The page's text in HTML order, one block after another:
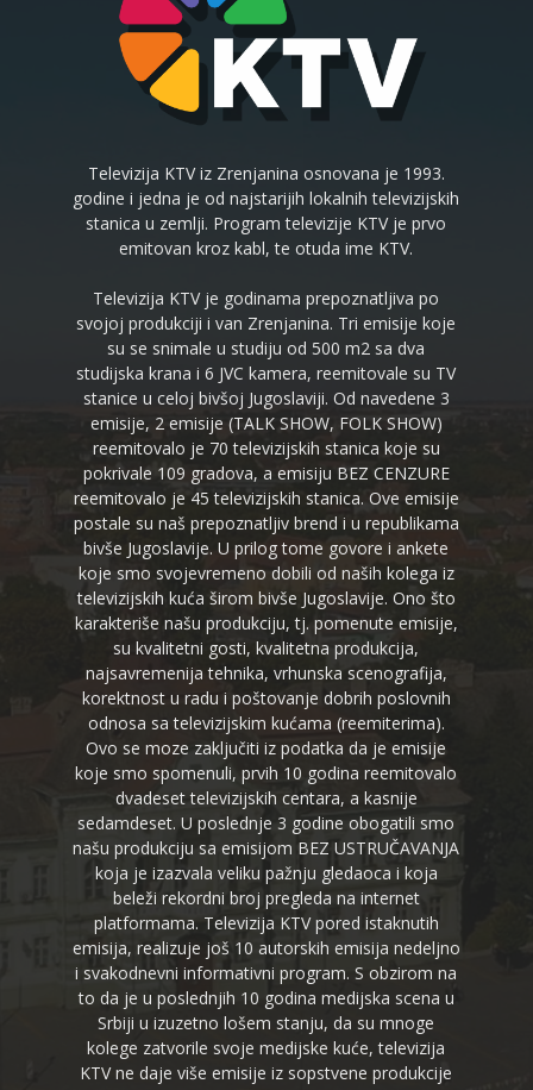
Televizija KTV iz Zrenjanina osnovana je 1993.
godine i jedna je od najstarijih lokalnih televizijskih
stanica u zemlji. Program televizije KTV je prvo
emitovan kroz kabl, te otuda ime KTV.
Televizija KTV je godinama prepoznatljiva po
svojoj produkciji i van Zrenjanina. Tri emisije koje
su se snimale u studiju od 500 m2 sa dva
studijska krana i 6 JVC kamera, reemitovale su TV
stanice u celoj bivšoj Jugoslaviji. Od navedene 3
emisije, 2 emisije (TALK SHOW, FOLK SHOW)
reemitovalo je 70 televizijskih stanica koje su
pokrivale 109 gradova, a emisiju BEZ CENZURE
reemitovalo je 45 televizijskih stanica. Ove emisije
postale su naš prepoznatljiv brend i u republikama
bivše Jugoslavije. U prilog tome govore i ankete
koje smo svojevremeno dobili od naših kolega iz
televizijskih kuća širom bivše Jugoslavije. Ono što
karakteriše našu produkciju, tj. pomenute emisije,
su kvalitetni gosti, kvalitetna produkcija,
najsavremenija tehnika, vrhunska scenografija,
korektnost u radu i poštovanje dobrih poslovnih
odnosa sa televizijskim kućama (reemiterima).
Ovo se moze zaključiti iz podatka da je emisije
koje smo spomenuli, prvih 10 godina reemitovalo
dvadeset televizijskih centara, a kasnije
sedamdeset. U poslednje 3 godine obogatili smo
našu produkciju sa emisijom BEZ USTRUČAVANJA
koja je izazvala veliku pažnju gledaoca i koja
beleži rekordni broj pregleda na internet
platformama. Televizija KTV pored istaknutih
emisija, realizuje još 10 autorskih emisija nedeljno
i svakodnevni informativni program. S obzirom na
to da je u poslednjih 10 godina medijska scena u
Srbiji u izuzetno lošem stanju, da su mnoge
kolege zatvorile svoje medijske kuće, televizija
KTV ne daje više emisije iz sopstvene produkcije